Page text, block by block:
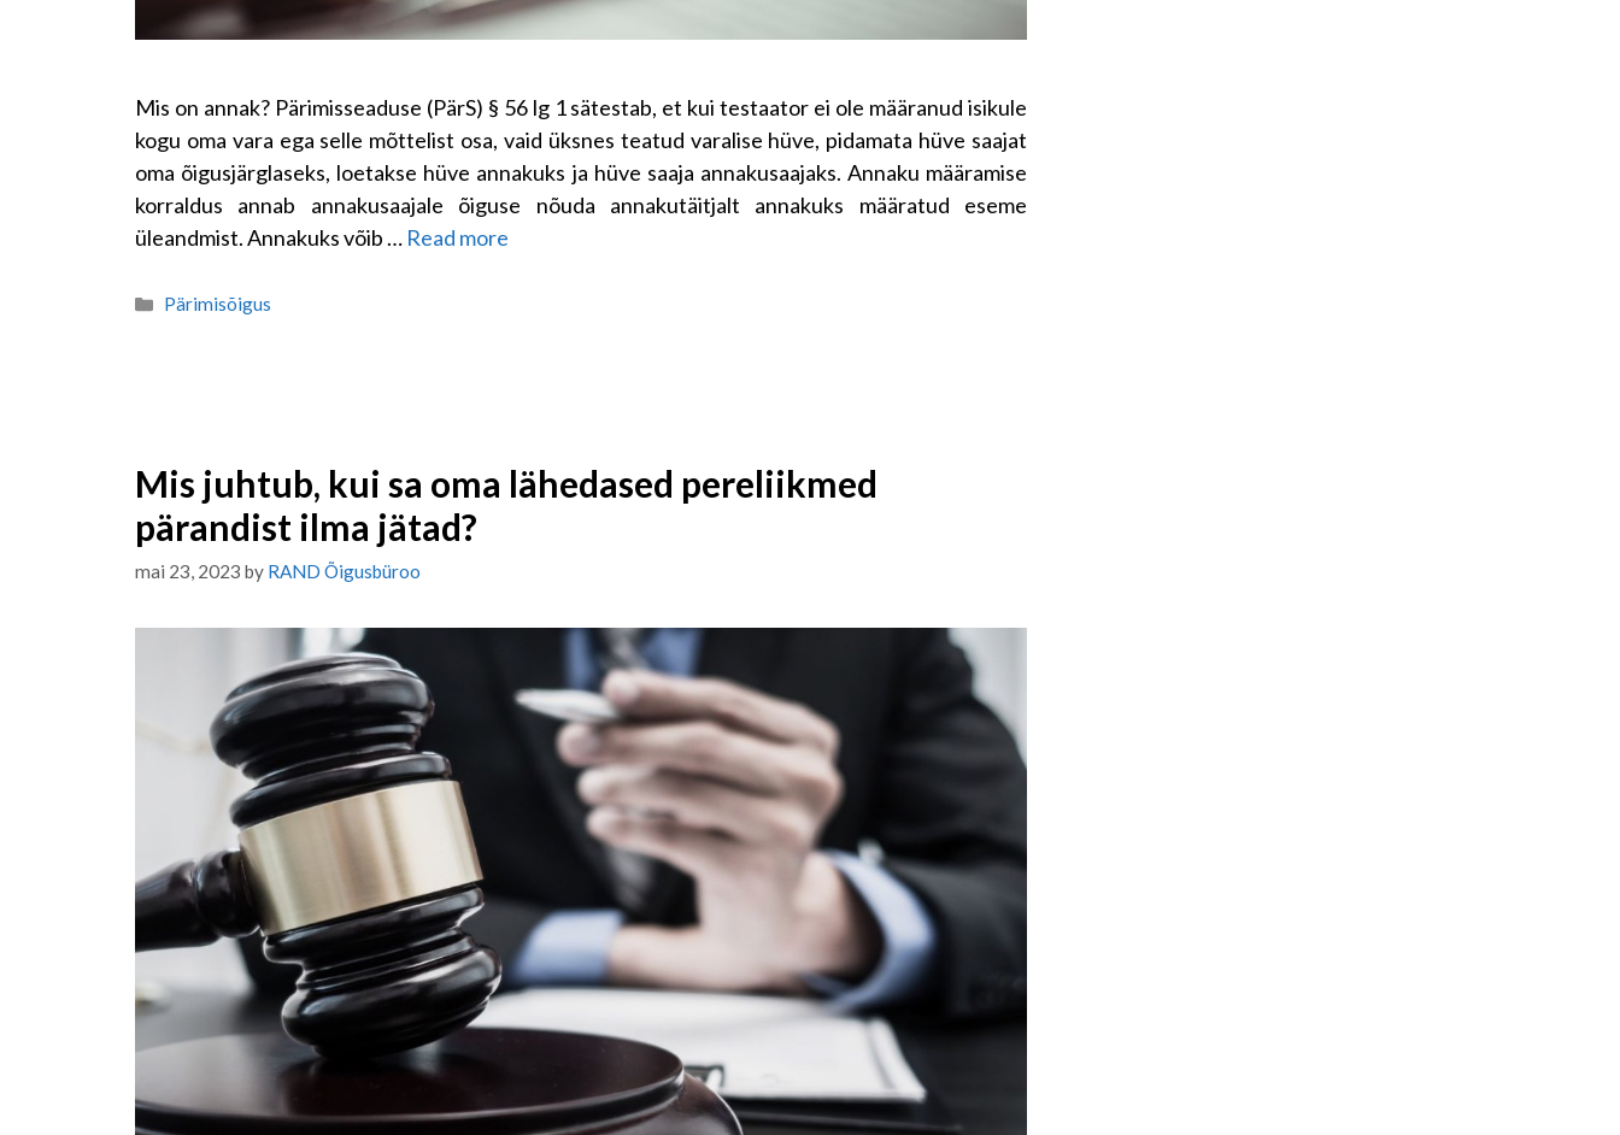
Mis on annak? Pärimisseaduse (PärS) § 56 lg 1 sätestab, et kui testaator ei ole määranud isikule
kogu oma vara ega selle mõttelist osa, vaid üksnes teatud varalise hüve, pidamata hüve saajat
oma õigusjärglaseks, loetakse hüve annakuks ja hüve saaja annakusaajaks. Annaku määramise
korraldus annab annakusaajale õiguse nõuda annakutäitjalt annakuks määratud eseme
üleandmist. Annakuks võib … Read more
Categories
Pärimisõigus
Mis juhtub, kui sa oma lähedased pereliikmed
pärandist ilma jätad?
mai 23, 2023 by RAND Õigusbüroo